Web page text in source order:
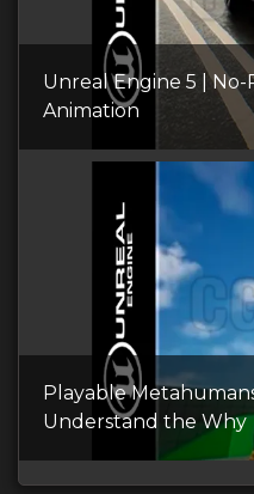
Unreal Engine 5 | No-
Animation
Playable
Understand the Why